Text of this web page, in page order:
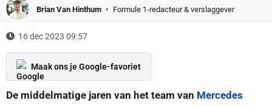
Brian Van Hinthum Formule 1-redacteur & verslaggever
16 dec 2023 09:57
Maak ons je Google-favoriet
De middelmatige jaren van het team van Mercedes